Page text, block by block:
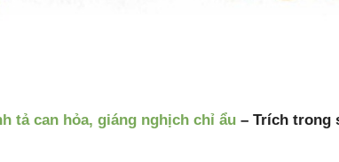
tả can hỏa, giáng nghịch chỉ ẩu – Trích trong